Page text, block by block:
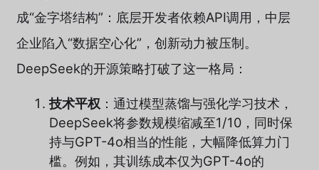
成“金字塔结构”：底层开发者依赖API调用，中层
企业陷入“数据空心化”，创新动力被压制。
DeepSeek的开源策略打破了这一格局：
技术平权 ：通过模型蒸馏与强化学习技术，
DeepSeek将参数规模缩减至1/10，同时保
持与GPT-4o相当的性能，大幅降低算力门
槛。例如，其训练成本仅为GPT-4o的